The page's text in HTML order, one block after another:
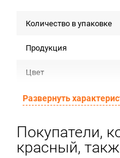
Количество в упаковке
Продукция
Цвет
Форма
Срок годности
Развернуть
Покупатели,
красный,